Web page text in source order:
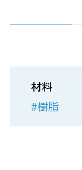
材料
#樹脂